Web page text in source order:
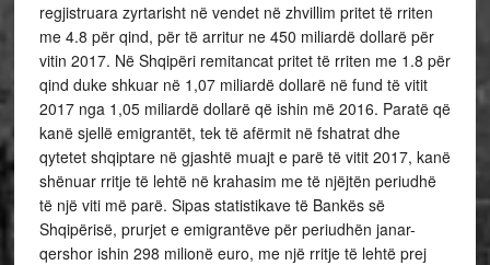
regjistruara zyrtarisht në vendet në zhvillim pritet të rriten
me 4.8 për qind, për të arritur ne 450 miliardë dollarë për
vitin 2017. Në Shqipëri remitancat pritet të rriten me 1.8 për
qind duke shkuar në 1,07 miliardë dollarë në fund të vitit
2017 nga 1,05 miliardë dollarë që ishin më 2016. Paratë që
kanë sjellë emigrantët, tek të afërmit në fshatrat dhe
qytetet shqiptare në gjashtë muajt e parë të vitit 2017, kanë
shënuar rritje të lehtë në krahasim me të njëjtën periudhë
të një viti më parë. Sipas statistikave të Bankës së
Shqipërisë, prurjet e emigrantëve për periudhën janar-
qershor ishin 298 milionë euro, me një rritje të lehtë prej